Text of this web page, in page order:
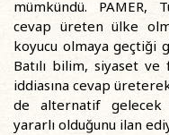
mümkündü. PAMER,
cevap üreten ülke
koyucu olmaya geçtiği
Batılı bilim, siyaset
iddiasına cevap
de alternatif gelecek
yararlı olduğunu ilan